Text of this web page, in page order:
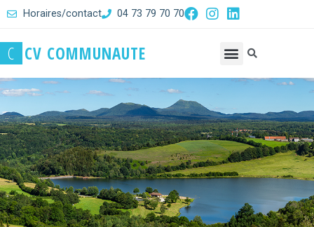
Horaires/contact 04 73 79 70 70
C CV COMMUNAUTE